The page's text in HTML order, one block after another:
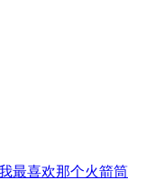
最喜欢那个火箭筒